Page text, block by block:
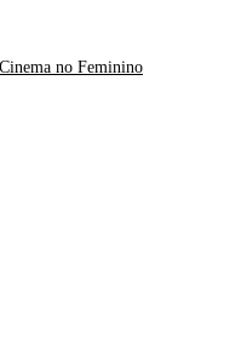
no Feminino